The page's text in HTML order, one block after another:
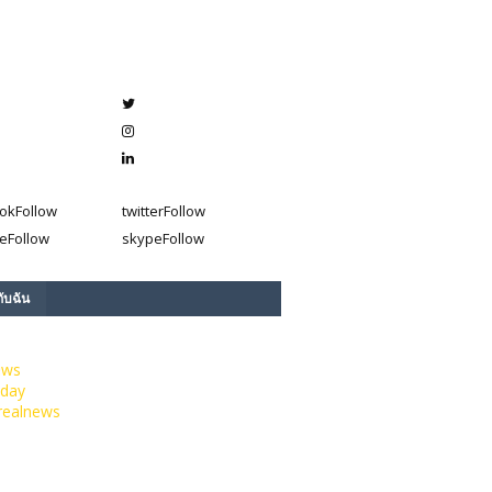
Follow twitterFollow
Follow skypeFollow
บฉัน